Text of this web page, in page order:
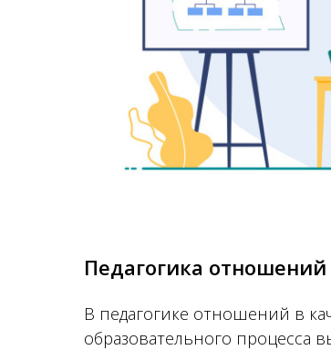
Педагогика отношений
В педагогике отношений в
образовательного процесса